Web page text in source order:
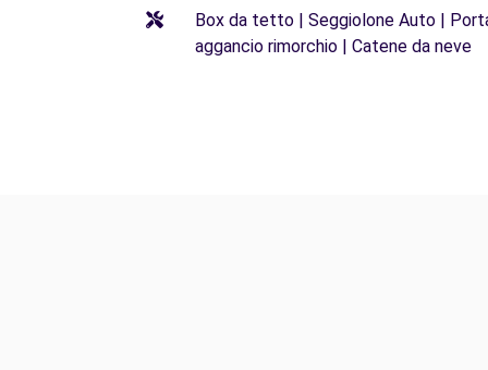
Box da tetto | Seggiolone Auto |
aggancio rimorchio | Catene da neve